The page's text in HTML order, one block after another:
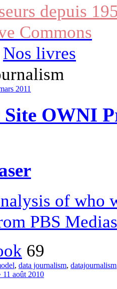
depuis
Commons
Nos livres
2011
Site OWNI
of who
PBS
69
, data journalism, datajournalism
11 août 2010